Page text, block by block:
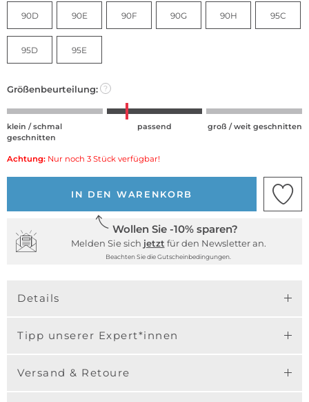
90D 90E 90F 90G 90H 95C
95D 95E
Größenbeurteilung: ?
klein / schmal
geschnitten
passend groß / weit geschnitten
Achtung: Nur noch 3 Stück verfügbar!
IN DEN WARENKORB
Wollen Sie -10% sparen?
Melden Sie sich jetzt für den Newsletter an.
Beachten Sie die Gutscheinbedingungen.
Details
Tipp unserer Expert*innen
Versand & Retoure